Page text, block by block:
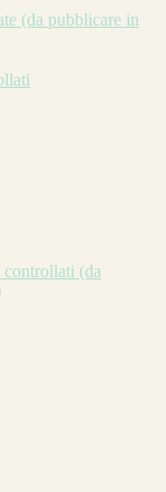
(da pubblicare in
(da